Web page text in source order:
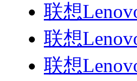
联想
联想
联想